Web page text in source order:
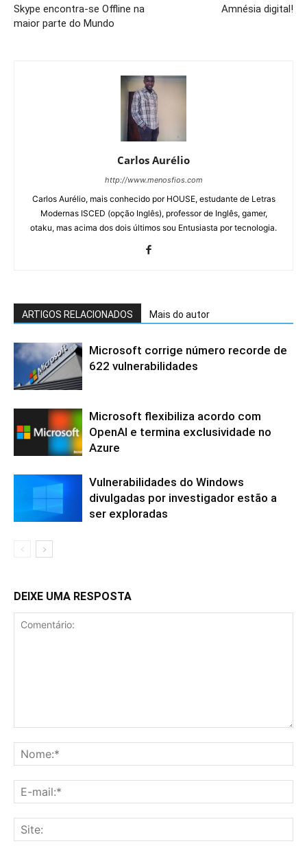
Skype encontra-se Offline na
maior parte do Mundo
Amnésia digital!
Carlos Aurélio
http://www.menosfios.com
Carlos Aurélio, mais conhecido por HOUSE, estudante de Letras
Modernas ISCED (opção Inglês), professor de Inglês, gamer,
otaku, mas acima dos dois últimos sou Entusiasta por tecnologia.
ARTIGOS RELACIONADOS Mais do autor
Microsoft corrige número recorde de
622 vulnerabilidades
Microsoft flexibiliza acordo com
OpenAI e termina exclusividade no
Azure
Vulnerabilidades do Windows
divulgadas por investigador estão a
ser exploradas
DEIXE UMA RESPOSTA